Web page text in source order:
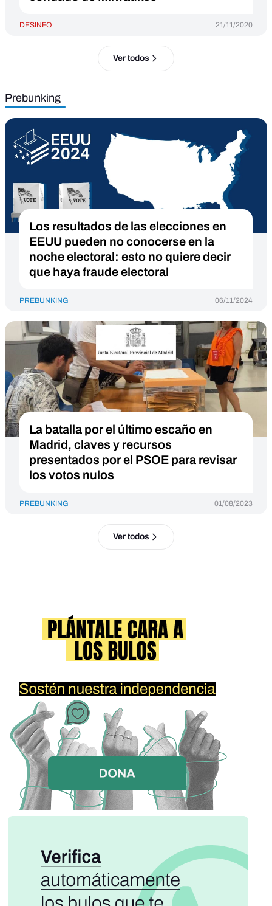
DESINFO 21/11/2020
Ver todos
Prebunking
Los resultados de las elecciones en
EEUU pueden no conocerse en la
noche electoral: esto no quiere decir
que haya fraude electoral
PREBUNKING 06/11/2024
La batalla por el último escaño en
Madrid, claves y recursos
presentados por el PSOE para revisar
los votos nulos
PREBUNKING 01/08/2023
Ver todos